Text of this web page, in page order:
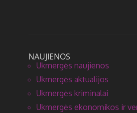
NAUJIENOS
Ukmergės naujienos
Ukmergės aktualijos
Ukmergės kriminalai
Ukmergės ekonomikos ir